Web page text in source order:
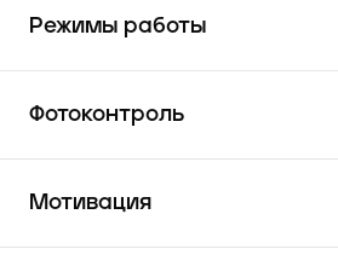
Режимы работы
Фотоконтроль
Мотивация